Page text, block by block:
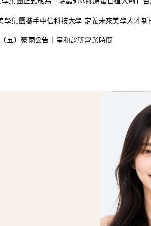
學集團攜手中信科技大學 定義未來美學人才新
五）豪雨公告｜星和診所營業時間